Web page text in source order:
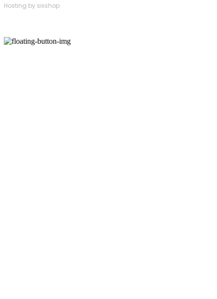
Hosting by sixshop